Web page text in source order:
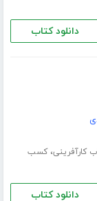
دانلود کتاب
کارآفرینی،کسب
دانلود کتاب